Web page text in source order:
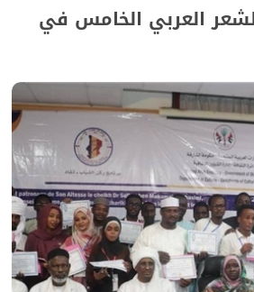
العربي الخامس في